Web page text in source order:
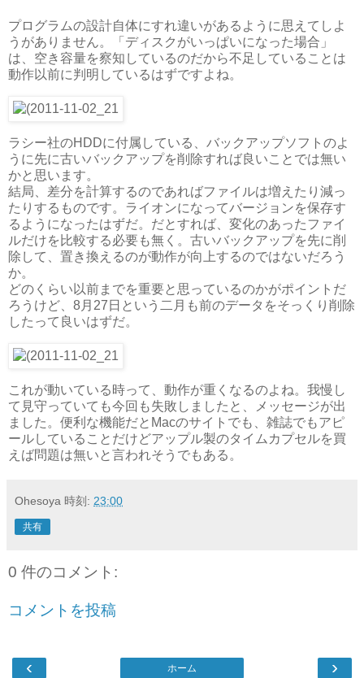
プログラムの設計自体にすれ違いがあるように思えてしよ
うがありません。「ディスクがいっぱいになった場合」
は、空き容量を察知しているのだから不足していることは
動作以前に判明しているはずですよね。
ラシー社のHDDに付属している、バックアップソフトのよ
うに先に古いバックアップを削除すれば良いことでは無い
かと思います。
結局、差分を計算するのであればファイルは増えたり減っ
たりするものです。ライオンになってバージョンを保存す
るようになったはずだ。だとすれば、変化のあったファイ
ルだけを比較する必要も無く。古いバックアップを先に削
除して、置き換えるのが動作が向上するのではないだろう
か。
どのくらい以前までを重要と思っているのかがポイントだ
ろうけど、8月27日という二月も前のデータをそっくり削除
したって良いはずだ。
これが動いている時って、動作が重くなるのよね。我慢し
て見守っていても今回も失敗しましたと、メッセージが出
ました。便利な機能だとMacのサイトでも、雑誌でもアピ
ールしていることだけどアップル製のタイムカプセルを買
えば問題は無いと言われそうでもある。
Ohesoya 時刻: 23:00
共有
0 件のコメント:
コメントを投稿
‹ ›
ホーム